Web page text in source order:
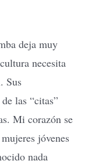
deja muy
necesita
Sus
las “citas”
Mi corazón se
jóvenes
nada